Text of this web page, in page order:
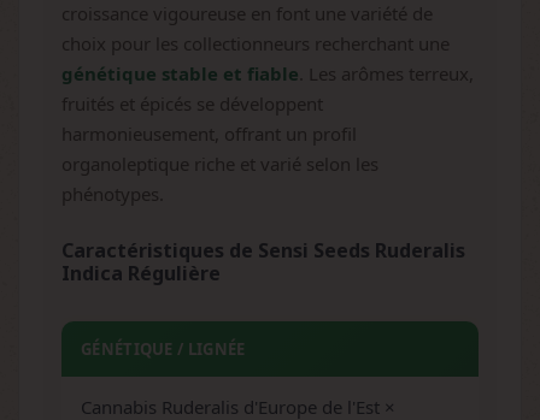
croissance vigoureuse en font une variété de
choix pour les collectionneurs recherchant une
génétique stable et fiable . Les arômes terreux,
fruités et épicés se développent
harmonieusement, offrant un profil
organoleptique riche et varié selon les
phénotypes.
Caractéristiques de Sensi Seeds Ruderalis
Indica Régulière
GÉNÉTIQUE / LIGNÉE
Cannabis Ruderalis d'Europe de l'Est ×